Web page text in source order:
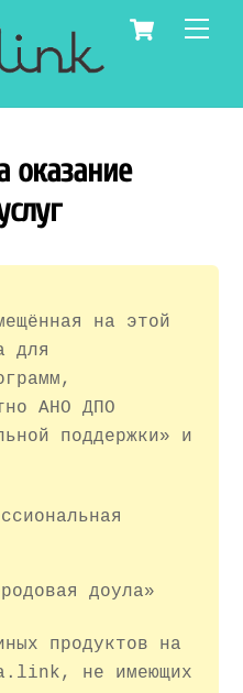
Cart
оказание
на этой
для
АНО ДПО
поддержки» и
доула»
продуктов на
не имеющих